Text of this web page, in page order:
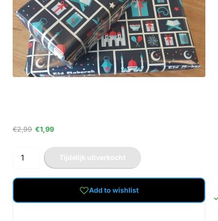
€2,99 €1,99
Tijdelijk uitverkocht
Add to wishlist